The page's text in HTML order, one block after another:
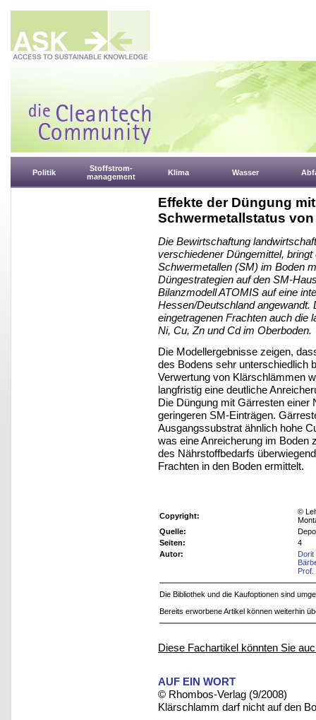
Politik
Stoffstrom-
management
Klima Wasser
Effekte der Düngung
Schwermetallstatus
Die Bewirtschaftung
verschiedener Düngemittel,
Schwermetallen (SM) im Boden
Düngestrategien auf den SM-
Bilanzmodell ATOMIS auf eine
Hessen/Deutschland angewandt.
eingetragenen Frachten auch die
Ni, Cu, Zn und Cd im Oberboden.
Die Modellergebnisse zeigen,
des Bodens sehr unterschiedlich
Verwertung von Klärschlämmen
langfristig eine deutliche
Die Düngung mit Gärresten einer
geringeren SM-Einträgen.
Ausgangssubstrat ähnlich hohe
was eine Anreicherung im Boden
des Nährstoffbedarfs
Frachten in den Boden ermittelt.
Copyright:
©
Quelle:
Seiten:
4
Autor:
Die Bibliothek und die Kaufoptionen sind
Bereits erworbene Artikel können weiterhin
Diese Fachartikel könnten Sie
AUF EIN WORT
© Rhombos-Verlag (9/2008)
Klärschlamm darf nicht auf den